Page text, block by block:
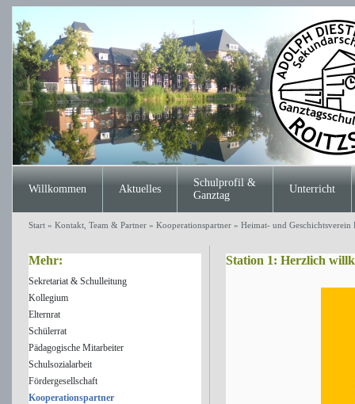
Willkommen Aktuelles
Schulprofil &
Ganztag
Unterricht
Start» Kontakt, Team & Partner» Kooperationspartner» Heimat- und Geschichtsverein
Mehr:
Sekretariat & Schulleitung
Kollegium
Elternrat
Schülerrat
Pädagogische Mitarbeiter
Schulsozialarbeit
Fördergesellschaft
Kooperationspartner
Station 1: Herzlich